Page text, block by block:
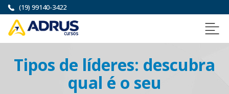
(19) 99140-3422
Tipos de líderes: descubra
qual é o seu